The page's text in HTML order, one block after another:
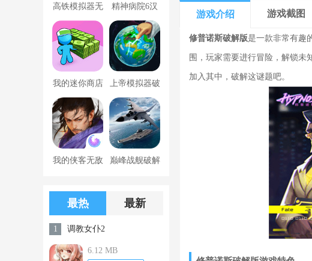
高铁模拟器无
限金币版
精神病院6汉
化版下载
我的迷你商店
破解版无限金
币版下载中文
上帝模拟器破
解版全解锁无
广告
我的侠客无敌 巅峰战舰破解
限钻石
最热 最新
1 调教女仆2
6.12 MB
游戏介绍 游戏截图
修普诺斯破解版是一款非常有趣
围，玩家需要进行冒险，解锁未
加入其中，破解这谜题吧。